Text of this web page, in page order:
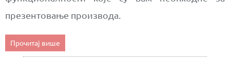
презентовање производа.
Прочитај више